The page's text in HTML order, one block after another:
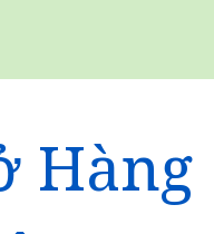
Hàng